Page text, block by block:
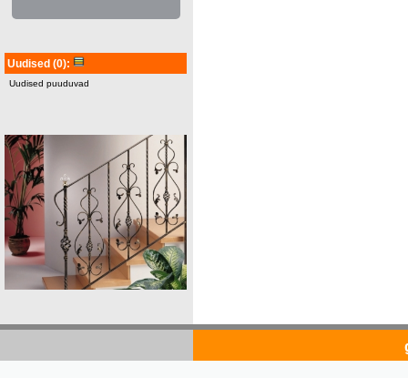
Uudised (0):
Uudised puuduvad